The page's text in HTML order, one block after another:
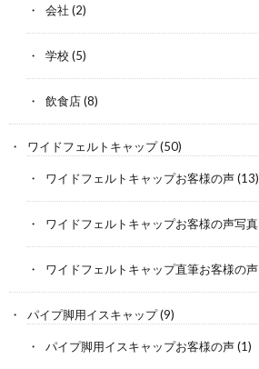
会社 (2)
学校 (5)
飲食店(8)
ワイドフェルトキャップ(50)
ワイドフェルトキャップお客様の声(13)
ワイドフェルトキャップお客様の声写真
ワイドフェルトキャップ直筆お客様の声
パイプ脚用イスキャップ(9)
パイプ脚用イスキャップお客様の声(1)